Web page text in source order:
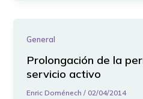
General
Prolongación de la
servicio activo
Enric Doménech/ 02/04/2014